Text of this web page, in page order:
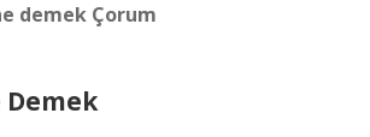
demek Çorum
Demek